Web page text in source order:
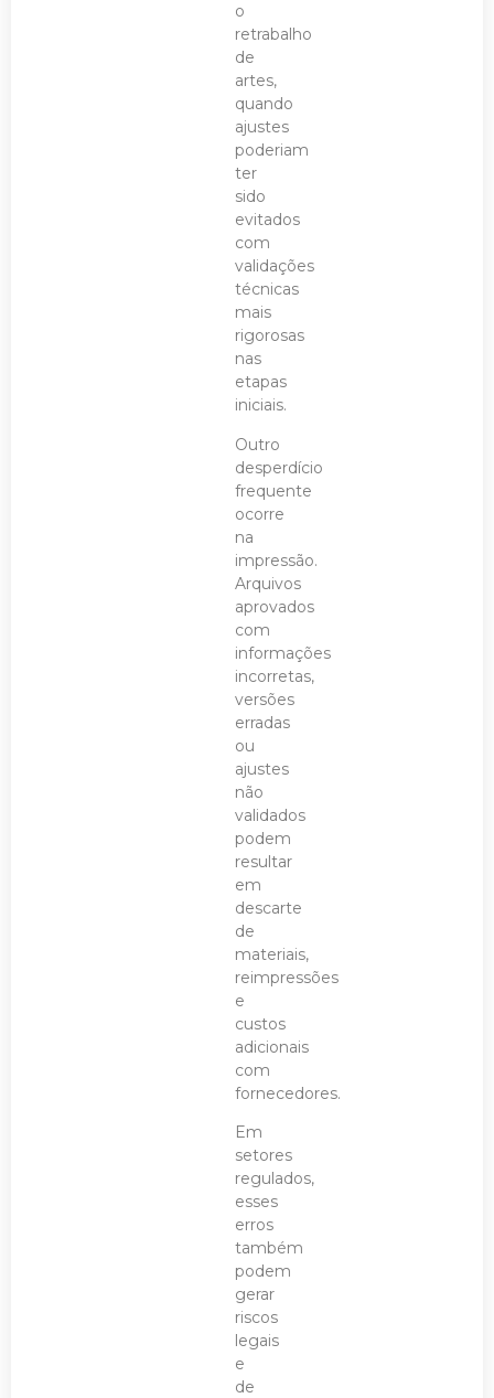
o
retrabalho
de
artes,
quando
ajustes
poderiam
ter
sido
evitados
com
validações
técnicas
mais
rigorosas
nas
etapas
iniciais.
Outro
desperdício
frequente
ocorre
na
impressão.
Arquivos
aprovados
com
informações
incorretas,
versões
erradas
ou
ajustes
não
validados
podem
resultar
em
descarte
de
materiais,
reimpressões
e
custos
adicionais
com
fornecedores.
Em
setores
regulados,
esses
erros
também
podem
gerar
riscos
legais
e
de